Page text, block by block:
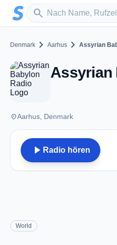
Zum Hauptinhalt springen
search
Sender suchen
Denmark chevron_right Aarhus chevron_right Assyrian
placeAarhus, Denmark
play_arrow Radio hören
World